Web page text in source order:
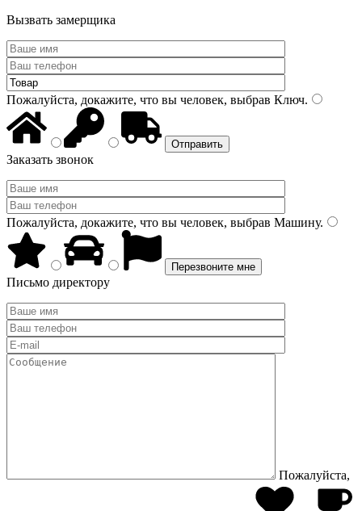
Вызвать замерщика
Пожалуйста, докажите, что вы человек, выбрав Ключ.
Заказать звонок
Пожалуйста, докажите, что вы человек, выбрав Машину.
Письмо директору
Пожалуйста,